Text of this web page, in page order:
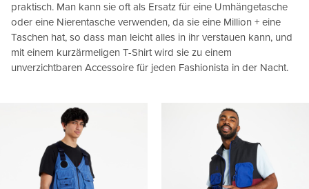
praktisch. Man kann sie oft als Ersatz für eine Umhängetasche
oder eine Nierentasche verwenden, da sie eine Million + eine
Taschen hat, so dass man leicht alles in ihr verstauen kann, und
mit einem kurzärmeligen T-Shirt wird sie zu einem
unverzichtbaren Accessoire für jeden Fashionista in der Nacht.